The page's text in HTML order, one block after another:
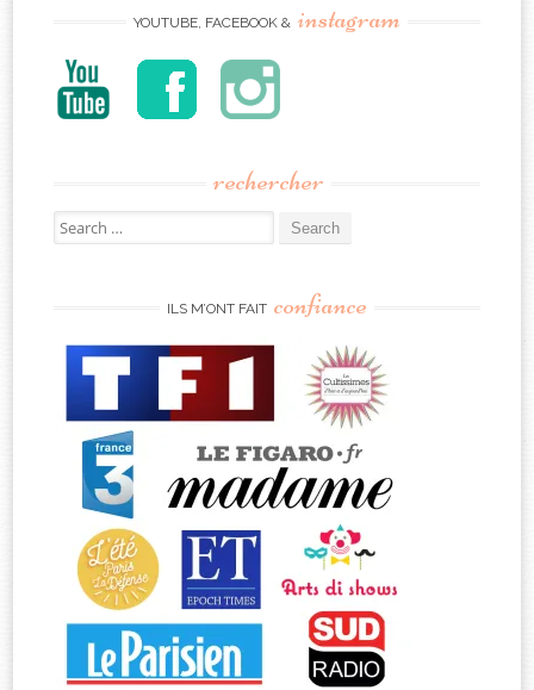
YOUTUBE, FACEBOOK & instagram
rechercher
Search
for:
ILS M’ONT FAIT confiance